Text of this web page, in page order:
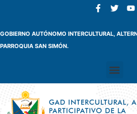
GOBIERNO AUTÓNOMO INTERCULTURAL,
PARROQUIA SAN SIMÓN.